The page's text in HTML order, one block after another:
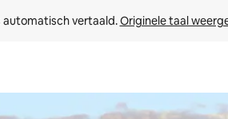
automatisch vertaald. Originele taal